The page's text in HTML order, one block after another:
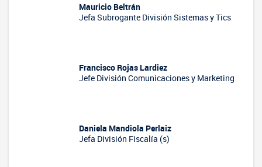
Mauricio Beltrán
Jefa Subrogante División Sistemas y Tics
Francisco Rojas Lardiez
Jefe División Comunicaciones y Marketing
Daniela Mandiola Perlaiz
Jefa División Fiscalía (s)